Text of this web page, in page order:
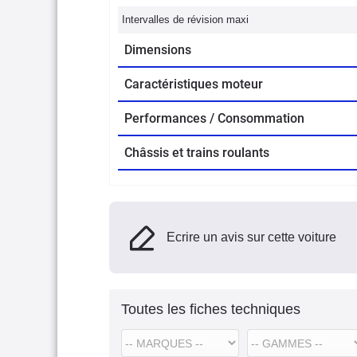
Intervalles de révision maxi
Dimensions
Caractéristiques moteur
Performances / Consommation
Châssis et trains roulants
Ecrire un avis sur cette voiture
Toutes les fiches techniques